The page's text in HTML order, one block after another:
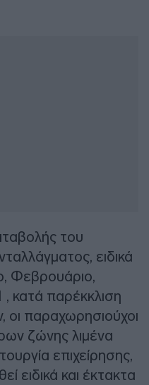
του
ειδικά
Φεβρουάριο,
, κατά παρέκκλιση
οι παραχωρησιούχοι
ζώνης λιμένα
επιχείρησης,
ειδικά και έκτακτα